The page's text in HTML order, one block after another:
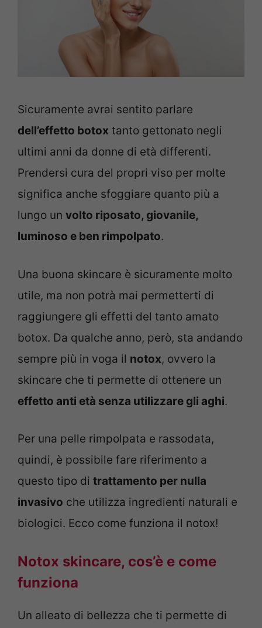
Sicuramente avrai sentito parlare
dell’effetto botox tanto gettonato negli
ultimi anni da donne di età differenti.
Prendersi cura del propri viso per molte
significa anche sfoggiare quanto più a
lungo un volto riposato, giovanile,
luminoso e ben rimpolpato.
Una buona skincare è sicuramente molto
utile, ma non potrà mai permetterti di
raggiungere gli effetti del tanto amato
botox. Da qualche anno, però, sta andando
sempre più in voga il notox, ovvero la
skincare che ti permette di ottenere un
effetto anti età senza utilizzare gli aghi.
Per una pelle rimpolpata e rassodata,
quindi, è possibile fare riferimento a
questo tipo di trattamento per nulla
invasivo che utilizza ingredienti naturali e
biologici. Ecco come funziona il notox!
Notox skincare, cos’è e come
funziona
Un alleato di bellezza che ti permette di